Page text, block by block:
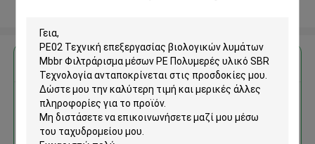
Αποκτήστε την καλύτερη τιμή για
PE02 Τεχνική επεξεργασίας
βιολογικών λυμάτων Mbbr
Φιλτράρισμα μέσων PE